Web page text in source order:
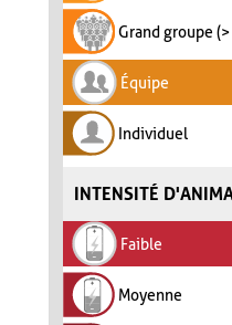
Grand groupe
Équipe
Individuel
INTENSITÉ
Faible
Moyenne